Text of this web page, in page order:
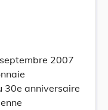
2007
30e anniversaire